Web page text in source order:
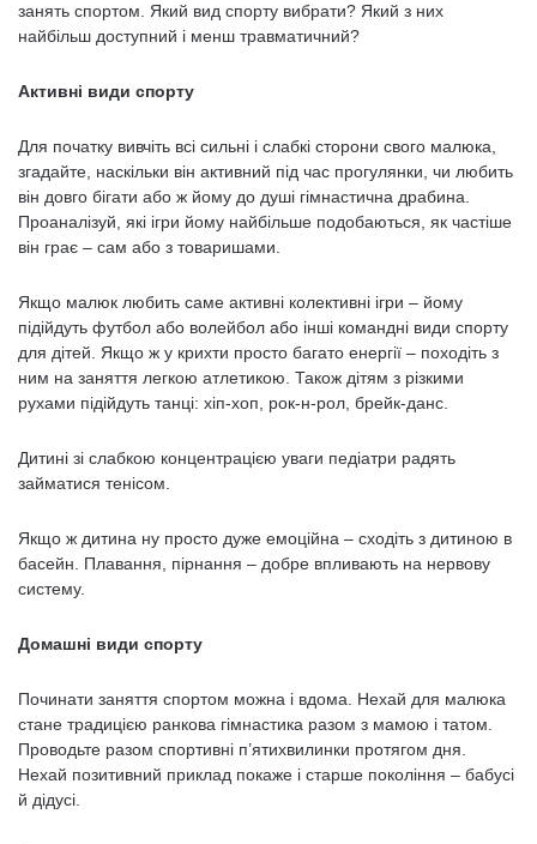
занять спортом. Який вид спорту вибрати? Який з них
найбільш доступний і менш травматичний?
Активні види спорту
Для початку вивчіть всі сильні і слабкі сторони свого малюка,
згадайте, наскільки він активний під час прогулянки, чи любить
він довго бігати або ж йому до душі гімнастична драбина.
Проаналізуй, які ігри йому найбільше подобаються, як частіше
він грає – сам або з товаришами.
Якщо малюк любить саме активні колективні ігри – йому
підійдуть футбол або волейбол або інші командні види спорту
для дітей. Якщо ж у крихти просто багато енергії – походіть з
ним на заняття легкою атлетикою. Також дітям з різкими
рухами підійдуть танці: хіп-хоп, рок-н-рол, брейк-данс.
Дитині зі слабкою концентрацією уваги педіатри радять
займатися тенісом.
Якщо ж дитина ну просто дуже емоційна – сходіть з дитиною в
басейн. Плавання, пірнання – добре впливають на нервову
систему.
Домашні види спорту
Починати заняття спортом можна і вдома. Нехай для малюка
стане традицією ранкова гімнастика разом з мамою і татом.
Проводьте разом спортивні п’ятихвилинки протягом дня.
Нехай позитивний приклад покаже і старше покоління – бабусі
й дідусі.